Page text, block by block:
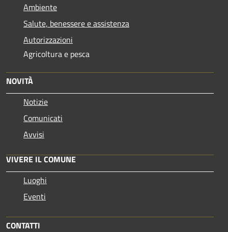
Ambiente
Salute, benessere e assistenza
Autorizzazioni
Agricoltura e pesca
NOVITÀ
Notizie
Comunicati
Avvisi
VIVERE IL COMUNE
Luoghi
Eventi
CONTATTI